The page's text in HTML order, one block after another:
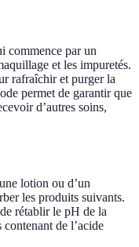
commence par un
et les impuretés.
rafraîchir et purger la
permet de garantir que
d’autres soins,
lotion ou d’un
les produits suivants.
rétablir le pH de la
de l’acide